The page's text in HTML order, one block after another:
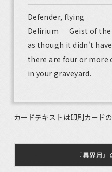
Defender, flying
Delirium — Geist of
as though it didn't
there are four or more
in your graveyard.
カードテキストは印刷カード
『異界月